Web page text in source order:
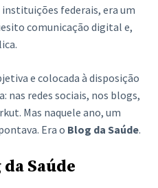
federais, era um
comunicação digital e,
e colocada à disposição
nas redes sociais, nos blogs,
Mas naquele ano, um
Era o Blog da Saúde.
Saúde